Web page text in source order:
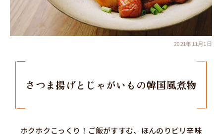
2021年11月1日
さつま揚げとじゃがいもの韓国風煮物
ホクホクこっくり！ご飯がすすむ、ほんのりピリ辛味